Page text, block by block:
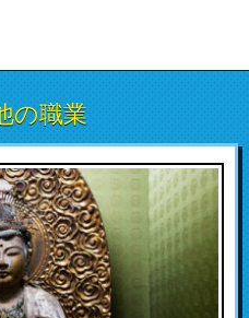
の職業